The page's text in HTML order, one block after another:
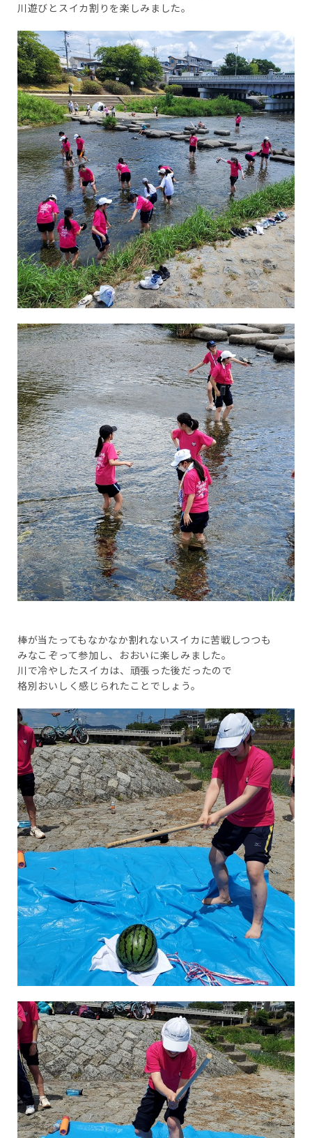
川遊びとスイカ割りを楽しみました。
棒が当たってもなかなか割れないスイカに苦戦しつつも
みなこぞって参加し、おおいに楽しみました。
川で冷やしたスイカは、頑張った後だったので
格別おいしく感じられたことでしょう。